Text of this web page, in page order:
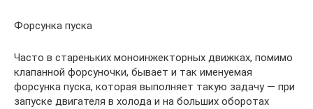
Форсунка пуска
Часто в стареньких моноинжекторных движках, помимо
клапанной форсуночки, бывает и так именуемая
форсунка пуска, которая выполняет такую задачу — при
запуске двигателя в холода и на больших оборотах